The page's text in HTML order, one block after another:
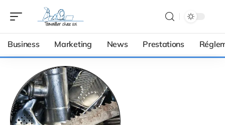
Business Marketing News Prestations